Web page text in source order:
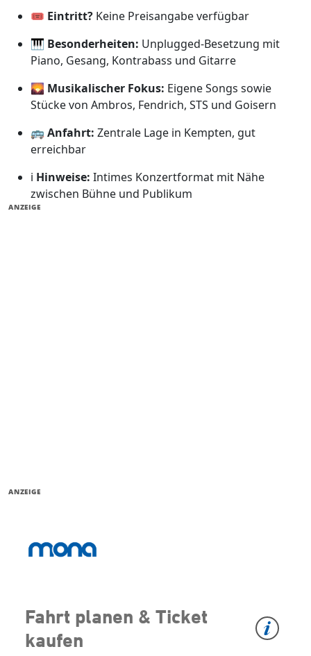
🎟️ Eintritt? Keine Preisangabe verfügbar
🎹 Besonderheiten: Unplugged-Besetzung mit
Piano, Gesang, Kontrabass und Gitarre
🌄 Musikalischer Fokus: Eigene Songs sowie
Stücke von Ambros, Fendrich, STS und Goisern
🚌Anfahrt: Zentrale Lage in Kempten, gut
erreichbar
ℹ️ Hinweise: Intimes Konzertformat mit Nähe
zwischen Bühne und Publikum
ANZEIGE
ANZEIGE